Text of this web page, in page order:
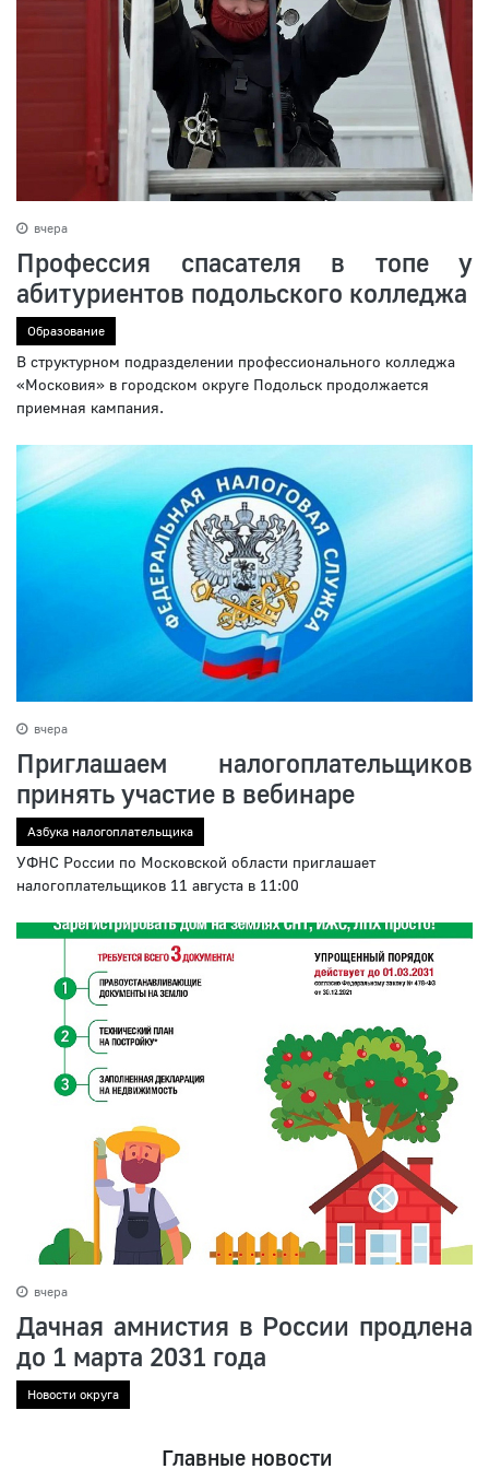
вчера
Профессия спасателя в топе у
абитуриентов подольского колледжа
Образование
В структурном подразделении профессионального колледжа
«Московия» в городском округе Подольск продолжается
приемная кампания.
вчера
Приглашаем налогоплательщиков
принять участие в вебинаре
Азбука налогоплательщика
УФНС России по Московской области приглашает
налогоплательщиков 11 августа в 11:00
вчера
Дачная амнистия в России продлена
до 1 марта 2031 года
Новости округа
Главные новости